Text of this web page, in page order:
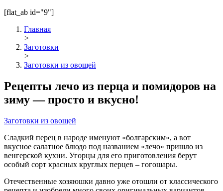
[flat_ab id="9"]
Главная
>
Заготовки
>
Заготовки из овощей
Рецепты лечо из перца и помидоров на
зиму — просто и вкусно!
Заготовки из овощей
Сладкий перец в народе именуют «болгарским», а вот
вкусное салатное блюдо под названием «лечо» пришло из
венгерской кухни. Угорцы для его приготовления берут
особый сорт красных круглых перцев – гогошары.
Отечественные хозяюшки давно уже отошли от классического